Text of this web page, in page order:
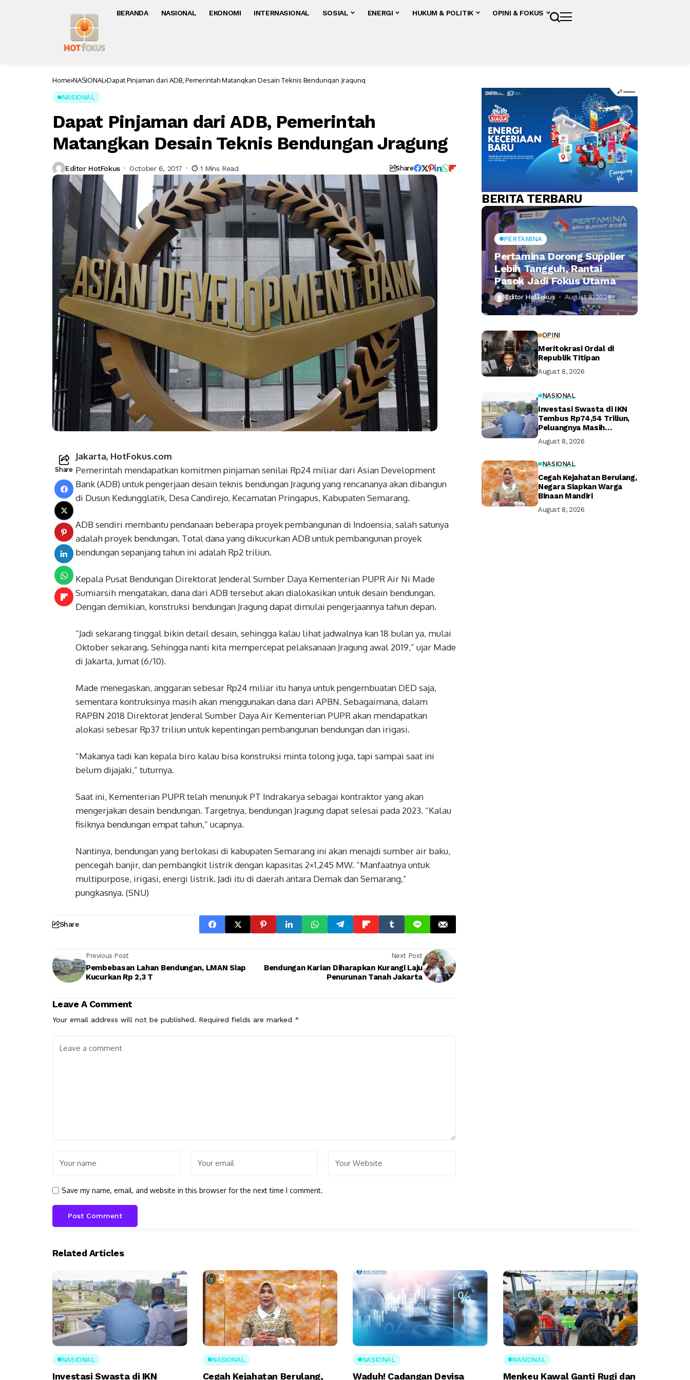
BERANDA NASIONAL EKONOMI INTERNASIONAL SOSIAL ENERGI HUKUM & POLITIK OPINI & FOKUS
Home NASIONAL Dapat Pinjaman dari ADB, Pemerintah Matangkan Desain Teknis Bendungan Jragung
NASIONAL
Dapat Pinjaman dari ADB, Pemerintah
Matangkan Desain Teknis Bendungan Jragung
Editor HotFokus October 6, 2017 1 Mins Read Share
Share
Jakarta, HotFokus.com
Pemerintah mendapatkan komitmen pinjaman senilai Rp24 miliar dari Asian Development
Bank (ADB) untuk pengerjaan desain teknis bendungan Jragung yang rencananya akan dibangun
di Dusun Kedungglatik, Desa Candirejo, Kecamatan Pringapus, Kabupaten Semarang.
ADB sendiri membantu pendanaan beberapa proyek pembangunan di Indoensia, salah satunya
adalah proyek bendungan. Total dana yang dikucurkan ADB untuk pembangunan proyek
bendungan sepanjang tahun ini adalah Rp2 triliun.
Kepala Pusat Bendungan Direktorat Jenderal Sumber Daya Kementerian PUPR Air Ni Made
Sumiarsih mengatakan, dana dari ADB tersebut akan dialokasikan untuk desain bendungan.
Dengan demikian, konstruksi bendungan Jragung dapat dimulai pengerjaannya tahun depan.
“Jadi sekarang tinggal bikin detail desain, sehingga kalau lihat jadwalnya kan 18 bulan ya, mulai
Oktober sekarang. Sehingga nanti kita mempercepat pelaksanaan Jragung awal 2019,” ujar Made
di Jakarta, Jumat (6/10).
Made menegaskan, anggaran sebesar Rp24 miliar itu hanya untuk pengembuatan DED saja,
sementara kontruksinya masih akan menggunakan dana dari APBN. Sebagaimana, dalam
RAPBN 2018 Direktorat Jenderal Sumber Daya Air Kementerian PUPR akan mendapatkan
alokasi sebesar Rp37 triliun untuk kepentingan pembangunan bendungan dan irigasi.
“Makanya tadi kan kepala biro kalau bisa konstruksi minta tolong juga, tapi sampai saat ini
belum dijajaki,” tuturnya.
Saat ini, Kementerian PUPR telah menunjuk PT Indrakarya sebagai kontraktor yang akan
mengerjakan desain bendungan. Targetnya, bendungan Jragung dapat selesai pada 2023. “Kalau
fisiknya bendungan empat tahun,” ucapnya.
Nantinya, bendungan yang berlokasi di kabupaten Semarang ini akan menajdi sumber air baku,
pencegah banjir, dan pembangkit listrik dengan kapasitas 2×1,245 MW. “Manfaatnya untuk
multipurpose, irigasi, energi listrik. Jadi itu di daerah antara Demak dan Semarang,”
pungkasnya. (SNU)
Share
Previous Post
Pembebasan Lahan Bendungan, LMAN Siap
Kucurkan Rp 2,3 T
Next Post
Bendungan Karian Diharapkan Kurangi Laju
Penurunan Tanah Jakarta
Leave A Comment
Your email address will not be published. Required fields are marked *
Save my name, email, and website in this browser for the next time I comment.
BERITA TERBARU
PERTAMINA
Pertamina Dorong Supplier
Lebih Tangguh, Rantai
Pasok Jadi Fokus Utama
Editor HotFokus August 8, 2026
OPINI
Meritokrasi Ordal di
Republik Titipan
August 8, 2026
NASIONAL
Investasi Swasta di IKN
Tembus Rp74,54 Triliun,
Peluangnya Masih
August 8, 2026
NASIONAL
Cegah Kejahatan Berulang,
Negara Siapkan Warga
Binaan Mandiri
August 8, 2026
Related Articles
NASIONAL
Investasi Swasta di IKN
NASIONAL
Cegah Kejahatan Berulang,
NASIONAL
Waduh! Cadangan Devisa
NASIONAL
Menkeu Kawal Ganti Rugi dan